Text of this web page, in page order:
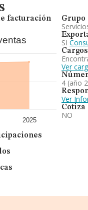
facturación
2025
Grupo
SI
Cargos
Ver
4 (año
Ver
Cotiza
NO